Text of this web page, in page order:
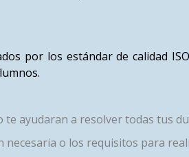
por los estándar de calidad
ayudaran a resolver todas tus
o los requisitos para